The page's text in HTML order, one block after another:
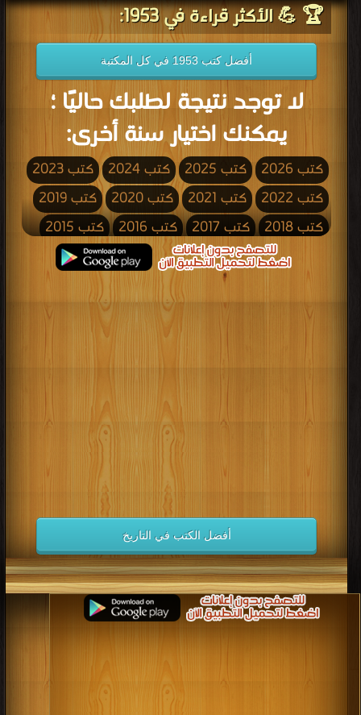
🏆 💪 الأكثر قراءة في 1953:
أفضل كتب 1953 في كل المكتبة
لا توجد نتيجة لطلبك حاليًا ؛
يمكنك اختيار سنة أخرى:
كتب 2026 كتب 2025 كتب 2024
كتب 2023
كتب 2022
كتب 2021 كتب 2020
كتب 2019
كتب 2018
كتب 2017 كتب 2016
كتب 2015
كتب 2013 كتب 2012
كتب 2011
كتب 2009 كتب 2008
كتب 2006
كتب 2005 كتب 2004
كتب 2003
كتب 2000
كتب 1992
كتب 1991
كتب 1990
كتب 1989 كتب 1988
كتب 1987
كتب 1984
كتب 1983
كتب 1980
كتب 1979
كتب 1978
كتب 1977 كتب 1976
كتب 1975
كتب 1974
كتب 1973 كتب 1972
كتب 1971
كتب 1970
كتب 1969 كتب 1968
كتب 1967
كتب 1966
كتب 1965 كتب 1964
كتب 1963
كتب 1962
كتب 1961 كتب 1960
كتب 1959
كتب 1957
كتب 1952
كتب 1951
أفضل الكتب في التاريخ